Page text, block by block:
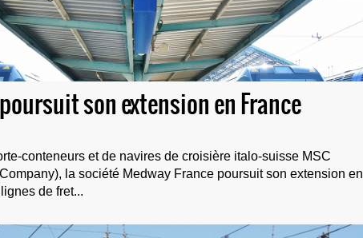
son extension en France
conteneurs et de navires de croisière italo-suisse MSC
la société Medway France poursuit son extension en
de fret...